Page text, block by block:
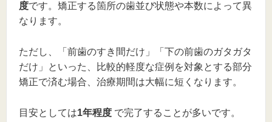
度です。矯正する箇所の歯並び状態や本数によって異
なります。
ただし、「前歯のすき間だけ」「下の前歯のガタガタ
だけ」といった、比較的軽度な症例を対象とする部分
矯正で済む場合、治療期間は大幅に短くなります。
目安としては1年程度 で完了することが多いです。